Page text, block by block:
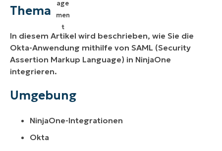
Umgebung
Beschreibung
Weitere Ressourcen
Thema
In diesem Artikel wird beschrieben, wie Sie die
Okta-Anwendung mithilfe von SAML (Security
Assertion Markup Language) in NinjaOne
integrieren.
Umgebung
NinjaOne-Integrationen
Okta